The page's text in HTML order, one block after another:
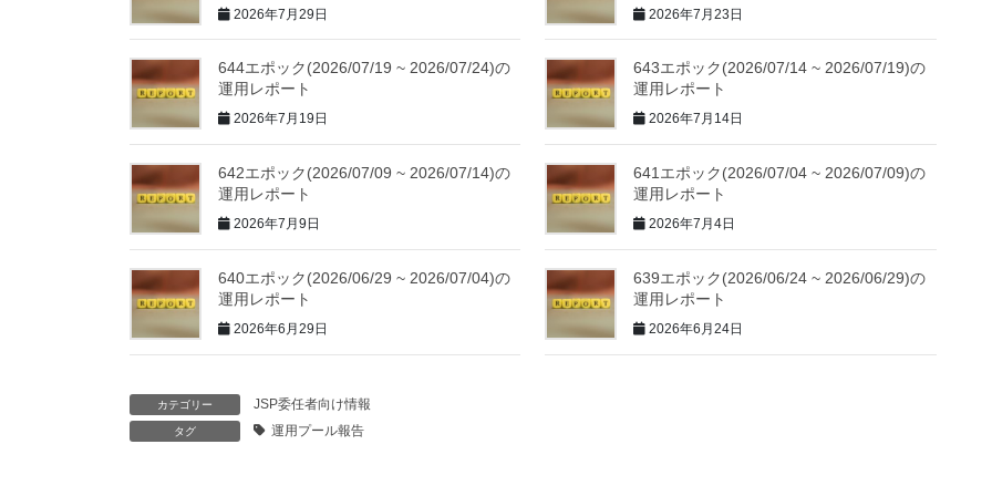
2026年7月29日 2026年7月23日
644エポック(2026/07/19 ~ 2026/07/24)の
運用レポート
2026年7月19日
643エポック(2026/07/14 ~ 2026/07/19)の
運用レポート
2026年7月14日
642エポック(2026/07/09 ~ 2026/07/14)の
運用レポート
2026年7月9日
641エポック(2026/07/04 ~ 2026/07/09)の
運用レポート
2026年7月4日
640エポック(2026/06/29 ~ 2026/07/04)の
運用レポート
2026年6月29日
639エポック(2026/06/24 ~ 2026/06/29)の
運用レポート
2026年6月24日
カテゴリー JSP委任者向け情報
タグ 運用プール報告